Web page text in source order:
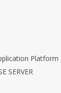
Platform
SERVER